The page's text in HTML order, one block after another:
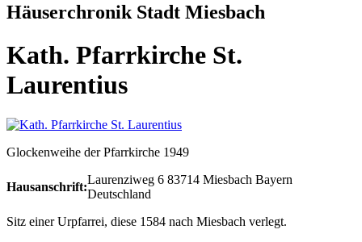
Häuserchronik Stadt Miesbach
Kath. Pfarrkirche St.
Laurentius
Glockenweihe der Pfarrkirche 1949
Hausanschrift:
Laurenziweg 6 83714 Miesbach Bayern
Deutschland
Sitz einer Urpfarrei, diese 1584 nach Miesbach verlegt.